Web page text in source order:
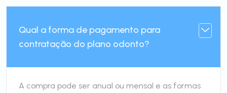
Qual a forma de pagamento para
contratação do plano odonto?
A compra pode ser anual ou mensal e as formas